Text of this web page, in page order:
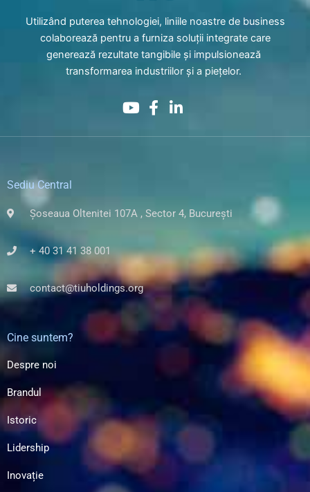
Utilizând puterea tehnologiei, liniile noastre de business
colaborează pentru a furniza soluții integrate care
generează rezultate tangibile și impulsionează
transformarea industriilor și a piețelor.
Sediu Central
Șoseaua Oltenitei 107A , Sector 4, București
+ 40 31 41 38 001
contact@tiuholdings.org
Cine suntem?
Despre noi
Brandul
Istoric
Lidership
Inovație